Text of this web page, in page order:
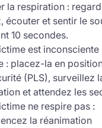
la respiration :
écouter et sentir le
10 secondes.
est inconsciente
: placez-la en
(PLS), surveillez
et attendez les
ne respire pas :
la réanimation